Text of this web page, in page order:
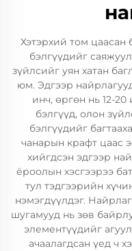
Хэтэрхий том цаасан
бэлгүүдийг
зүйлсийг уян хатан
юм. Эдгээр
инч, өргөн нь 12-
бэлгүүд, олон
бэлгүүдийг
чанарын крафт цаас
хийгдсэн эдгээр
ёроолын хэсгээрээ
тул тэдгээрийн
нэмэгдүүлдэг.
шугамууд нь зөв
элементүүдийг
ачаалагдсан үед ч